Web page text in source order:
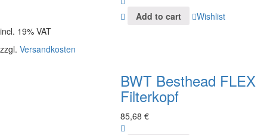
Add to cart
Wishlist
incl. 19% VAT
zzgl. Versandkosten
BWT Besthead FLEX
Filterkopf
85,68 €